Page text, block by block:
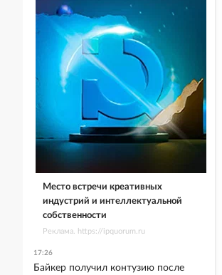
Место встречи креативных
индустрий и интеллектуальной
собственности
Реклама. https://ipquorum.ru
17:26
Байкер получил контузию после